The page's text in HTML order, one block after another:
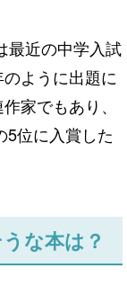
最近の中学入試
ように出題に
家でもあり、
5位に入賞した
な本は？